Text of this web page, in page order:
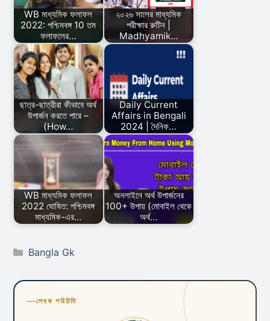
WB মাধ্যমিক ফলাফল
2022: পশ্চিমবঙ্গ 10 তম
ফলাফলের…
২০২৬ সালের মাধ্যমিক
পরীক্ষার রুটিন |
Madhyamik…
ছাত্র-ছাত্রীরা কীভাবে অর্থ
উপার্জন করতে পারে –
(How…
Daily Current
Affairs in Bengali
2024 | দৈনিক…
WB মাধ্যমিক ফলাফল
2022 ঘোষিত: পশ্চিমবঙ্গ
মাধ্যমিক-এর…
অনলাইনে অর্থ উপার্জনের
100+ উপায় (মোবাইল থেকে
অর্থ…
Categories
Bangla Gk
লেখক পরিচিতি